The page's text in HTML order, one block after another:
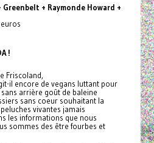
Greenbelt + Raymonde Howard +
euros
!
Friscoland,
il encore de vegans luttant pour
arrière goût de baleine
sans coeur souhaitant la
vivantes jamais
les informations que nous
sommes des être fourbes et